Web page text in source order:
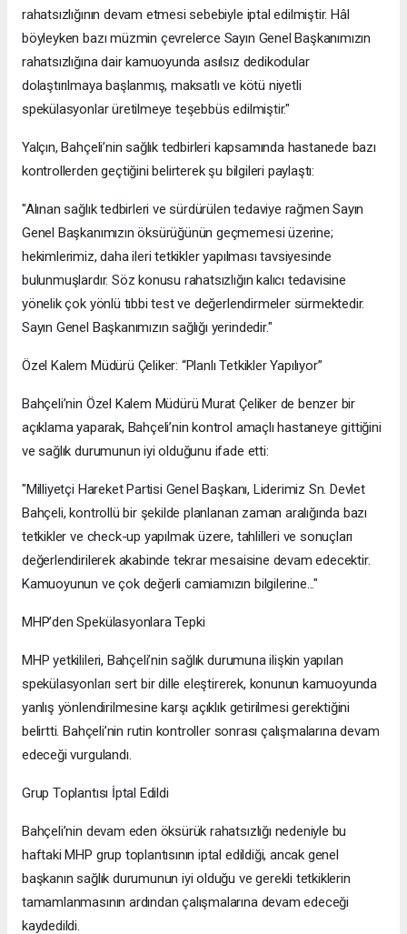
rahatsızlığının devam etmesi sebebiyle iptal edilmiştir. Hâl
böyleyken bazı müzmin çevrelerce Sayın Genel Başkanımızın
rahatsızlığına dair kamuoyunda asılsız dedikodular
dolaştırılmaya başlanmış, maksatlı ve kötü niyetli
spekülasyonlar üretilmeye teşebbüs edilmiştir."
Yalçın, Bahçeli’nin sağlık tedbirleri kapsamında hastanede bazı
kontrollerden geçtiğini belirterek şu bilgileri paylaştı:
"Alınan sağlık tedbirleri ve sürdürülen tedaviye rağmen Sayın
Genel Başkanımızın öksürüğünün geçmemesi üzerine;
hekimlerimiz, daha ileri tetkikler yapılması tavsiyesinde
bulunmuşlardır. Söz konusu rahatsızlığın kalıcı tedavisine
yönelik çok yönlü tıbbi test ve değerlendirmeler sürmektedir.
Sayın Genel Başkanımızın sağlığı yerindedir."
Özel Kalem Müdürü Çeliker: “Planlı Tetkikler Yapılıyor”
Bahçeli’nin Özel Kalem Müdürü Murat Çeliker de benzer bir
açıklama yaparak, Bahçeli’nin kontrol amaçlı hastaneye gittiğini
ve sağlık durumunun iyi olduğunu ifade etti:
"Milliyetçi Hareket Partisi Genel Başkanı, Liderimiz Sn. Devlet
Bahçeli, kontrollü bir şekilde planlanan zaman aralığında bazı
tetkikler ve check-up yapılmak üzere, tahlilleri ve sonuçları
değerlendirilerek akabinde tekrar mesaisine devam edecektir.
Kamuoyunun ve çok değerli camiamızın bilgilerine..."
MHP’den Spekülasyonlara Tepki
MHP yetkilileri, Bahçeli’nin sağlık durumuna ilişkin yapılan
spekülasyonları sert bir dille eleştirerek, konunun kamuoyunda
yanlış yönlendirilmesine karşı açıklık getirilmesi gerektiğini
belirtti. Bahçeli’nin rutin kontroller sonrası çalışmalarına devam
edeceği vurgulandı.
Grup Toplantısı İptal Edildi
Bahçeli’nin devam eden öksürük rahatsızlığı nedeniyle bu
haftaki MHP grup toplantısının iptal edildiği, ancak genel
başkanın sağlık durumunun iyi olduğu ve gerekli tetkiklerin
tamamlanmasının ardından çalışmalarına devam edeceği
kaydedildi.